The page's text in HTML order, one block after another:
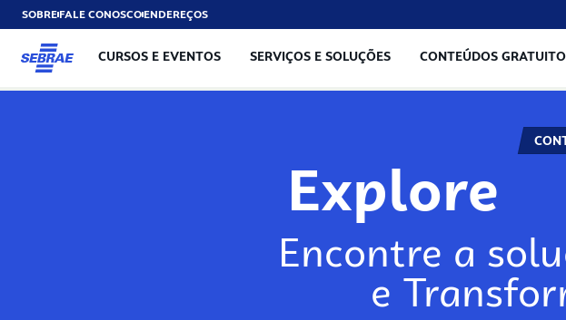
SOBREFALE CONOSCOENDEREÇOS
CURSOS E EVENTOS SERVIÇOS E SOLUÇÕES CONTEÚDOS
Explore
Encontre a
e